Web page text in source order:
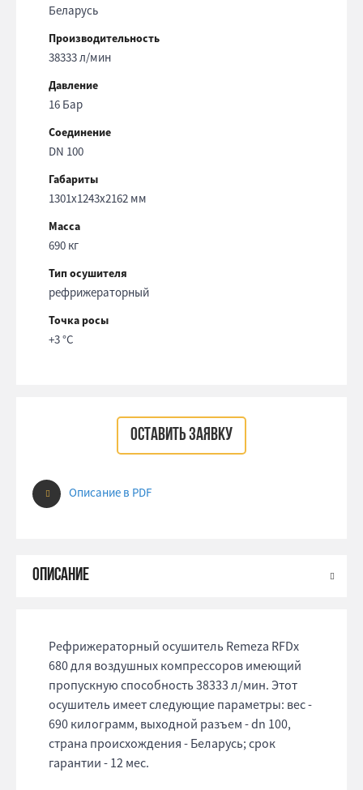
Беларусь
Производительность
38333 л/мин
Давление
16 Бар
Соединение
DN 100
Габариты
1301x1243x2162 мм
Масса
690 кг
Тип осушителя
рефрижераторный
Точка росы
+3 °С
ОСТАВИТЬ ЗАЯВКУ
Описание в PDF
Рефрижераторный осушитель Remeza RFDx
680 для воздушных компрессоров имеющий
пропускную способность 38333 л/мин. Этот
осушитель имеет следующие параметры: веc -
690 килограмм, выходной разъем - dn 100,
страна происхождения - Беларусь; срок
гарантии - 12 мес.